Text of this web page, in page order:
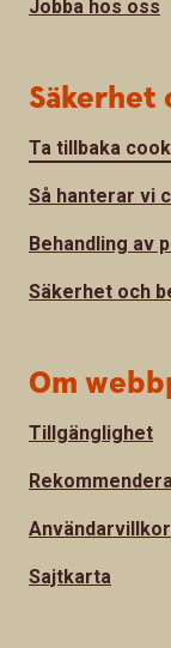
Jobba hos oss
Ta tillbaka
Så hanterar vi
Behandling av
Säkerhet och
Om
Tillgänglighet
Användarvillkor
Sajtkarta